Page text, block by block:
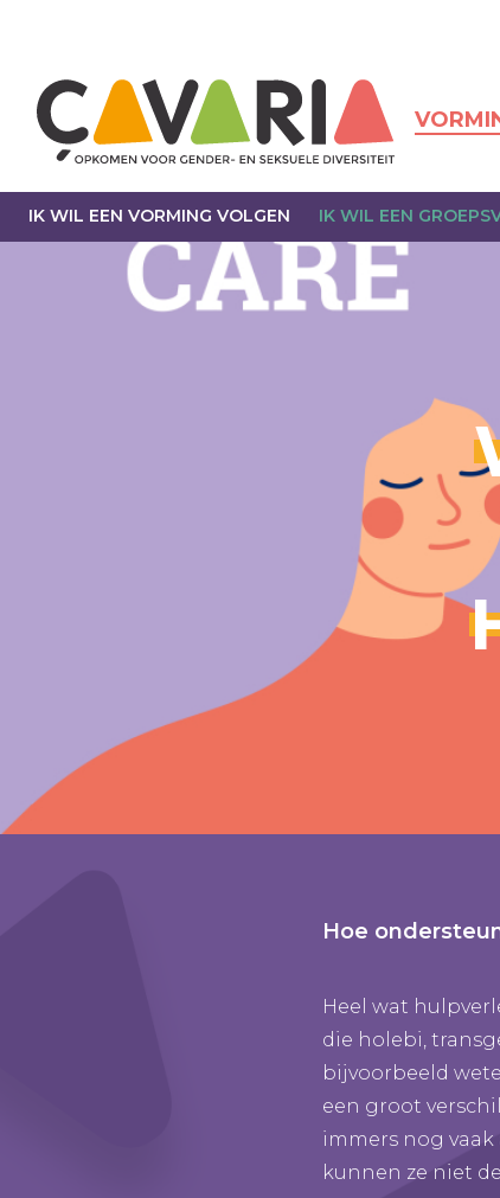
inhoud
gaan
IK WIL EEN VORMING VOLGEN IK WIL EEN
Hoe
Heel wat
die holebi,
bijvoorbeeld
een groot
immers nog
kunnen ze niet